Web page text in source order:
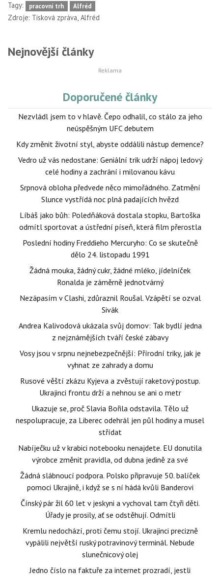
Tagy: pracovní trh Alfréd
Zdroje: Tisková zpráva Alfréd
Nejnovější články
Doporučené články
Nezvládl jsem to v hlavě. Čepo odhalil, co stálo za jeho
neúspěšným UFC debutem
Kdy změnit životní styl, abyste oddálili nástup demence?
Vedro už vás nedostane: Geniální trik udrží nápoj ledový
celé hodiny a zachrání i milovanou kávu
Srpnová obloha předvede něco mimořádného. Zatmění
Slunce vystřídá noc plná padajících hvězd
Líbáš jako bůh: Poledňáková dostala stopku, Bartoška
odmítl sportovat a ústřední píseň, která film přerostla
Poslední hodiny Freddieho Mercuryho: Co se skutečně
dělo 24. listopadu 1991
Žádná mouka, žádný cukr, žádné mléko, jídelníček
Ronalda je záměrně jednotvárný
Nezápasím v Clashi, zdůraznil Roušal. Vzápětí se ozval
Sivák
Andrea Kalivodová ukázala svůj domov: Tak bydlí jedna
z nejznámějších tváří české zábavy
Vosy jsou v srpnu nejnebezpečnější: Přírodní triky, jak je
vyhnat ze zahrady a domu
Rusové věští zkázu Kyjeva a zvěstují raketový postup.
Ukrajinci frontu drží a nehnou se ani o metr
Ukazuje se, proč Slavia Bořila odstavila. Tělo už
nespolupracuje, za Liberec odehrál jen půl hodiny a musel
střídat
Nabíječku už v krabici notebooku nenajdete. EU donutila
výrobce změnit pravidla, od dubna jedině za své
Žádná slábnoucí podpora. Polsko připravuje 50. balíček
pomoci Ukrajině, i když se s ní hádá kvůli Banderovi
Čínský pár žil 60 let v jeskyni a vychoval tam čtyři děti.
Úřady je prosily, ať se odstěhují. Odmítli
Kremlu nedochází, proti čemu stojí. Ukrajinci precizně
vypálili největší ruský potravinový terminál. Nebude
slunečnicový olej
Jedno číslo na faktuře za internet prozradí, jestli